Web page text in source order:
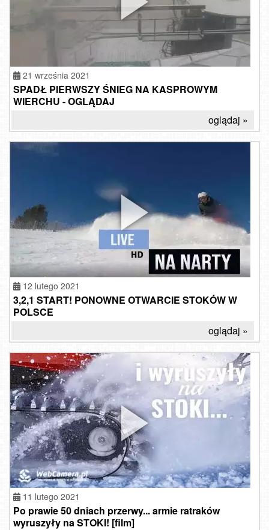
21 września 2021
SPADŁ PIERWSZY ŚNIEG NA KASPROWYM
WIERCHU - OGLĄDAJ
oglądaj »
12 lutego 2021
3,2,1 START! PONOWNE OTWARCIE STOKÓW W
POLSCE
oglądaj »
11 lutego 2021
Po prawie 50 dniach przerwy... armie ratraków
wyruszyły na STOKI! [film]